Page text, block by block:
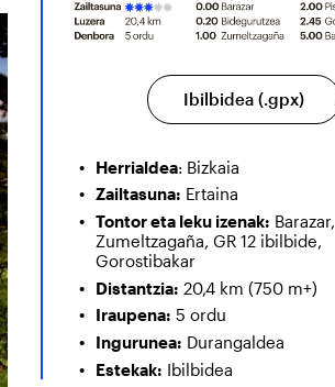
Ibilbidea (.gpx)
Herrialdea: Bizkaia
Zailtasuna: Ertaina
Tontor eta leku izenak: Barazar,
Zumeltzagaña, GR 12 ibilbide,
Gorostibakar
Distantzia: 20,4 km (750 m+)
Iraupena: 5 ordu
Ingurunea: Durangaldea
Estekak: Ibilbidea